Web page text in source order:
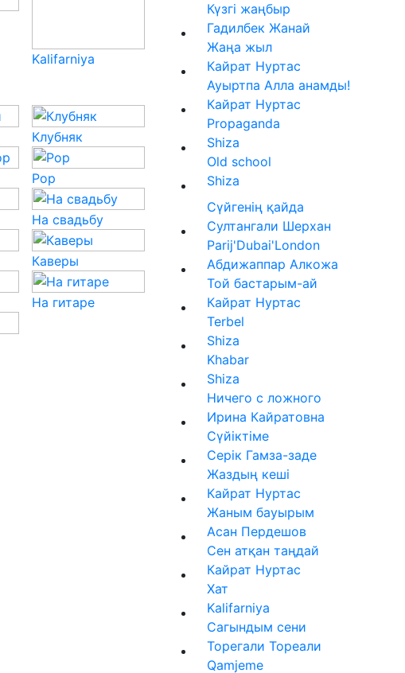
Kalifarniya
Клубняк
Pop
На свадьбу
Каверы
На гитаре
Күзгі жаңбыр
Гадилбек Жанай
Жаңа жыл
Кайрат Нуртас
Ауыртпа Алла анамды!
Кайрат Нуртас
Propaganda
Shiza
Old school
Shiza
Сүйгенің қайда
Султангали Шерхан
Parij'Dubai'London
Абдижаппар Алкожа
Той бастарым-ай
Кайрат Нуртас
Terbel
Shiza
Khabar
Shiza
Ничего с ложного
Ирина Кайратовна
Сүйіктіме
Серік Гамза-заде
Жаздың кеші
Кайрат Нуртас
Жаным бауырым
Асан Пердешов
Сен атқан таңдай
Кайрат Нуртас
Хат
Kalifarniya
Сагындым сени
Торегали Тореали
Qamjeme